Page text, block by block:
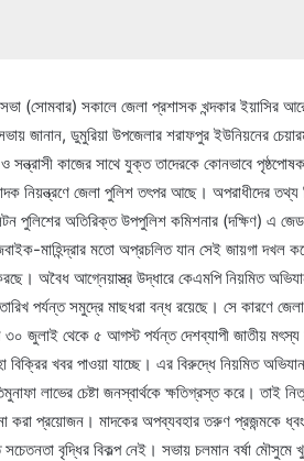
(সোমবার) সকালে জেলা প্রশাসক খন্দকার ইয়াসির
জানান, ডুমুরিয়া উপজেলার শরাফপুর ইউনিয়নের
কাজের সাথে যুক্ত তাদেরকে কোনভাবে
নিয়ন্ত্রণে জেলা পুলিশ তৎপর আছে। অপরাধীদের
পুলিশের অতিরিক্ত উপপুলিশ কমিশনার (দক্ষিণ) এ
মাহিন্দ্রার মতো অপ্রচলিত যান সেই জায়গা দখল
অবৈধ আগ্নেয়াস্ত্র উদ্ধারে কেএমপি নিয়মিত
পর্যন্ত সমুদ্রে মাছধরা বন্ধ রয়েছে। সে কারণে
জুলাই থেকে ৫ আগস্ট পর্যন্ত দেশব্যাপী জাতীয়
বিক্রির খবর পাওয়া যাচ্ছে। এর বিরুদ্ধে নিয়মিত
লাভের চেষ্টা জনস্বার্থকে ক্ষতিগ্রস্ত করে। তাই
করা প্রয়োজন। মাদকের অপব্যবহার তরুণ প্রজন্মকে
বৃদ্ধির বিকল্প নেই। সভায় চলমান বর্ষা মৌসুমে